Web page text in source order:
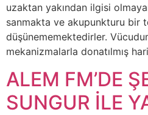
uzaktan yakından ilgisi
sanmakta ve akupunkturu bir
düşünememektedirler.
mekanizmalarla donatılmış
ALEM FM’DE
SUNGUR İLE